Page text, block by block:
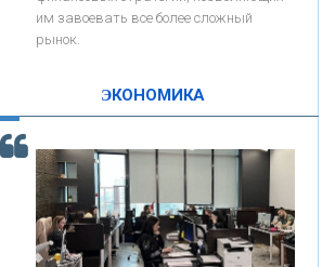
КОНТАКТЫ
Скорость - один из главных трендов в
кредитовании бизнеса - «Интервью»
им завоевать все более сложный
рынок.
ЭКОНОМИКА